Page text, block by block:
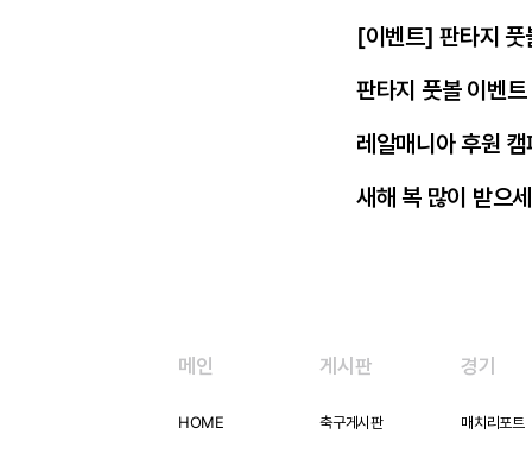
[이벤트] 판타지 풋
판타지 풋볼 이벤
레알매니아 후원
새해 복 많이 받으
메인
HOME
게시판
축구게시판
경기
매치리포트